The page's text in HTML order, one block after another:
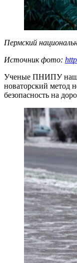
Пермский
Источник фото:
Ученые ПНИПУ
новаторский метод
безопасность на